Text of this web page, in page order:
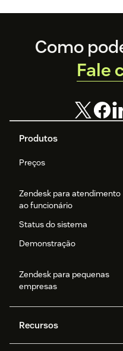
Footer
Produtos
Preços
Zendesk para atendimento
ao funcionário
Status do sistema
Demonstração
Zendesk para pequenas
empresas
Recursos
Como
Fale